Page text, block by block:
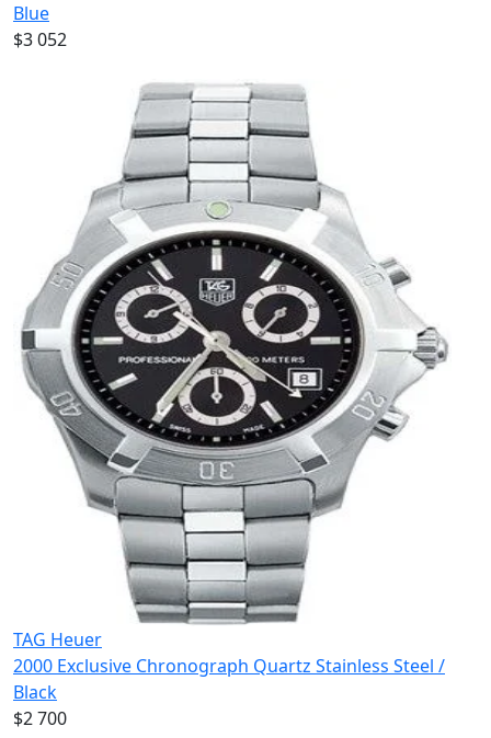
Blue
$3 052
TAG Heuer
2000 Exclusive Chronograph Quartz Stainless Steel /
Black
$2 700